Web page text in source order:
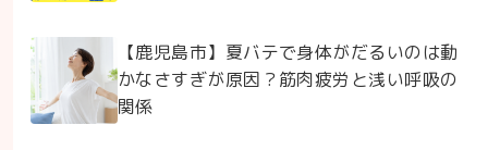
【鹿児島市】夏バテで身体がだるいのは動
かなさすぎが原因？筋肉疲労と浅い呼吸の
関係